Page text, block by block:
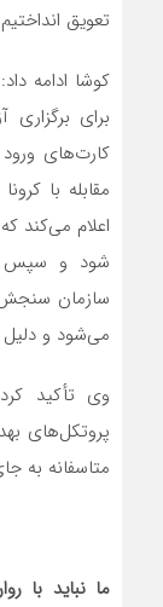
تعویق
برای
کارت‌های
مقابله با
اعلام می‌کند
شود و سپس
سازمان سنجش
می‌شود و دلیل
وی تأکید
پروتکل‌های
متاسفانه به
ما نباید با